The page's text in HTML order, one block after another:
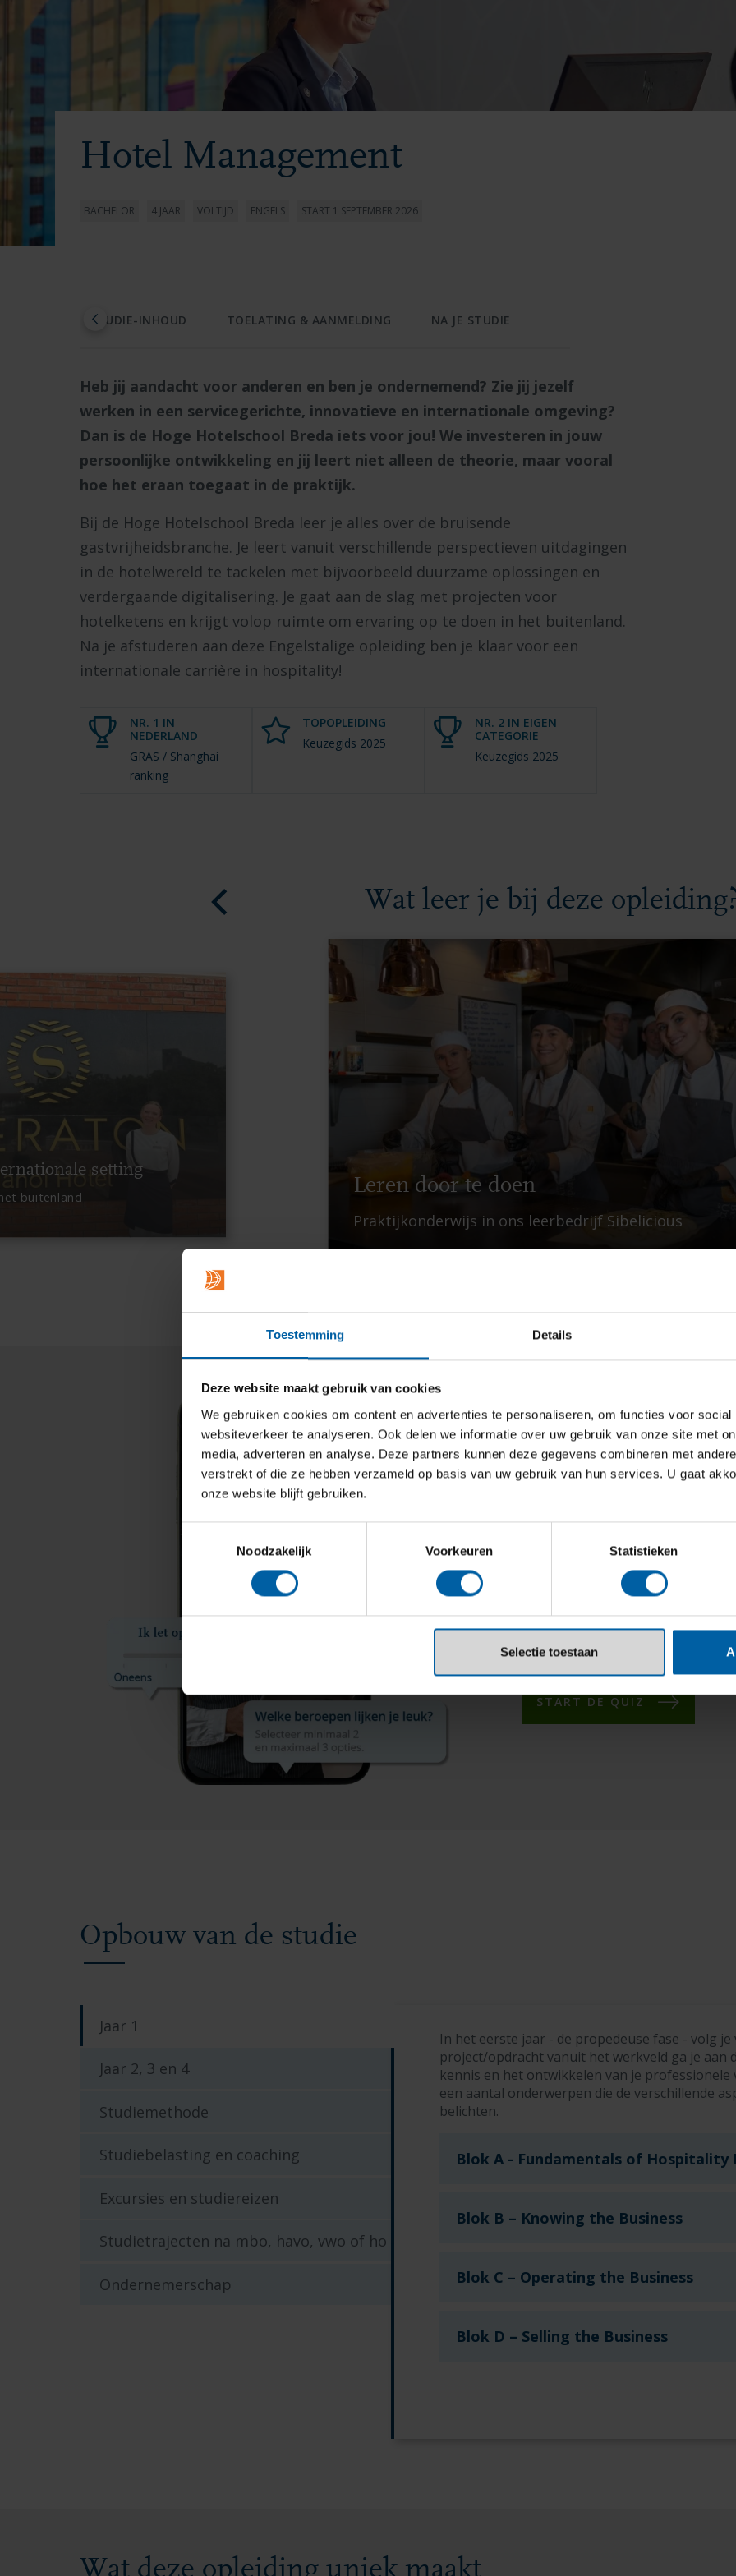
Toestemming Details
Deze website maakt gebruik van cookies
We gebruiken cookies om content en advertenties te personaliseren, om functies voor
websiteverkeer te analyseren. Ook delen we informatie over uw gebruik van onze site met
media, adverteren en analyse. Deze partners kunnen deze gegevens combineren met
verstrekt of die ze hebben verzameld op basis van uw gebruik van hun services. U gaat
onze website blijft gebruiken.
Noodzakelijk
Voorkeuren Statistieken
Selectie toestaan
Hotel Management
BACHELOR 4 JAAR VOLTIJD ENGELS START 1 SEPTEMBER 2026
STUDIE-INHOUD TOELATING & AANMELDING NA JE STUDIE
Heb jij aandacht voor anderen en ben je ondernemend? Zie jij jezelf
werken in een servicegerichte, innovatieve en internationale omgeving?
Dan is de Hoge Hotelschool Breda iets voor jou! We investeren in jouw
persoonlijke ontwikkeling en jij leert niet alleen de theorie, maar vooral
hoe het eraan toegaat in de praktijk.
Bij de Hoge Hotelschool Breda leer je alles over de bruisende
gastvrijheidsbranche. Je leert vanuit verschillende perspectieven uitdagingen
in de hotelwereld te tackelen met bijvoorbeeld duurzame oplossingen en
verdergaande digitalisering. Je gaat aan de slag met projecten voor
hotelketens en krijgt volop ruimte om ervaring op te doen in het buitenland.
Na je afstuderen aan deze Engelstalige opleiding ben je klaar voor een
internationale carrière in hospitality!
NR. 1 IN
NEDERLAND
GRAS / Shanghai
ranking
TOPOPLEIDING
Keuzegids 2025
NR. 2 IN EIGEN
CATEGORIE
Keuzegids 2025
Wat leer je bij deze
Leren door te doen
Praktijkonderwijs in ons leerbedrijf Sibelicious
setting
buitenland
Zie jij jezelf
servicegerichte
omgeving?
Ontdek of Hotel
Het kost je maar 3
Leer meer over de Hoge
START DE QUIZ
Opbouw van de studie
Jaar 1
Jaar 2, 3 en 4
Studiemethode
Studiebelasting en coaching
Excursies en studiereizen
Studietrajecten na mbo, havo, vwo of ho
Ondernemerschap
In het eerste jaar - de propedeuse fase - volg
project/opdracht vanuit het werkveld ga je aan
kennis en het ontwikkelen van je
een aantal onderwerpen die de verschillende
belichten.
Blok A - Fundamentals of Hospitality
Blok B – Knowing the Business
Blok C – Operating the Business
Blok D – Selling the Business